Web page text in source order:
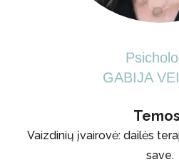
GABIJA
Vaizdinių įvairovė: dailės
save.